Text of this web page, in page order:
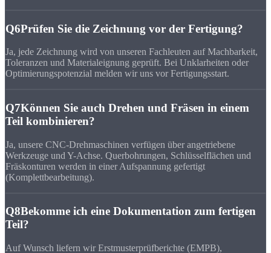
Q6Prüfen Sie die Zeichnung vor der Fertigung?
Ja, jede Zeichnung wird von unseren Fachleuten auf Machbarkeit,
Toleranzen und Materialeignung geprüft. Bei Unklarheiten oder
Optimierungspotenzial melden wir uns vor Fertigungsstart.
Q7Können Sie auch Drehen und Fräsen in einem
Teil kombinieren?
Ja, unsere CNC-Drehmaschinen verfügen über angetriebene
Werkzeuge und Y-Achse. Querbohrungen, Schlüsselflächen und
Fräskonturen werden in einer Aufspannung gefertigt
(Komplettbearbeitung).
Q8Bekomme ich eine Dokumentation zum fertigen
Teil?
Auf Wunsch liefern wir Erstmusterprüfberichte (EMPB),